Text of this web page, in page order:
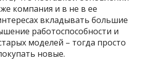
компания и в не в ее
вкладывать большие
работоспособности и
моделей – тогда просто
новые.